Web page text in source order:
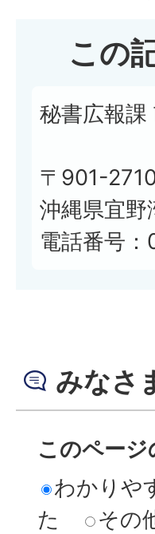
この
秘書広報課
〒901-
沖縄県宜野
電話番号
みなさ
このペー
わかりや
た
その